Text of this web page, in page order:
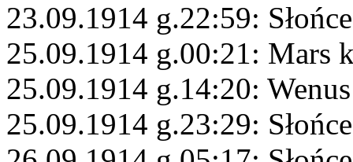
23.09.1914 g.22:59:
25.09.1914 g.00:21: Mars
25.09.1914 g.14:20:
25.09.1914 g.23:29: